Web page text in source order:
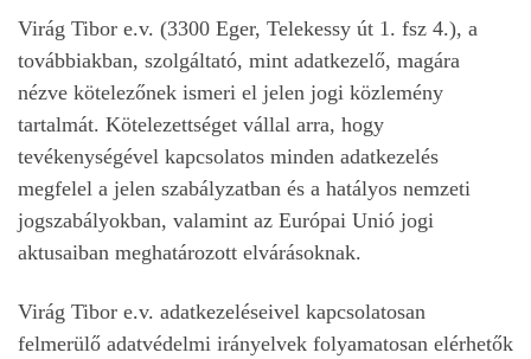
Virág Tibor e.v. (3300 Eger, Telekessy út 1. fsz 4.), a
továbbiakban, szolgáltató, mint adatkezelő, magára
nézve kötelezőnek ismeri el jelen jogi közlemény
tartalmát. Kötelezettséget vállal arra, hogy
tevékenységével kapcsolatos minden adatkezelés
megfelel a jelen szabályzatban és a hatályos nemzeti
jogszabályokban, valamint az Európai Unió jogi
aktusaiban meghatározott elvárásoknak.
Virág Tibor e.v. adatkezeléseivel kapcsolatosan
felmerülő adatvédelmi irányelvek folyamatosan elérhetők